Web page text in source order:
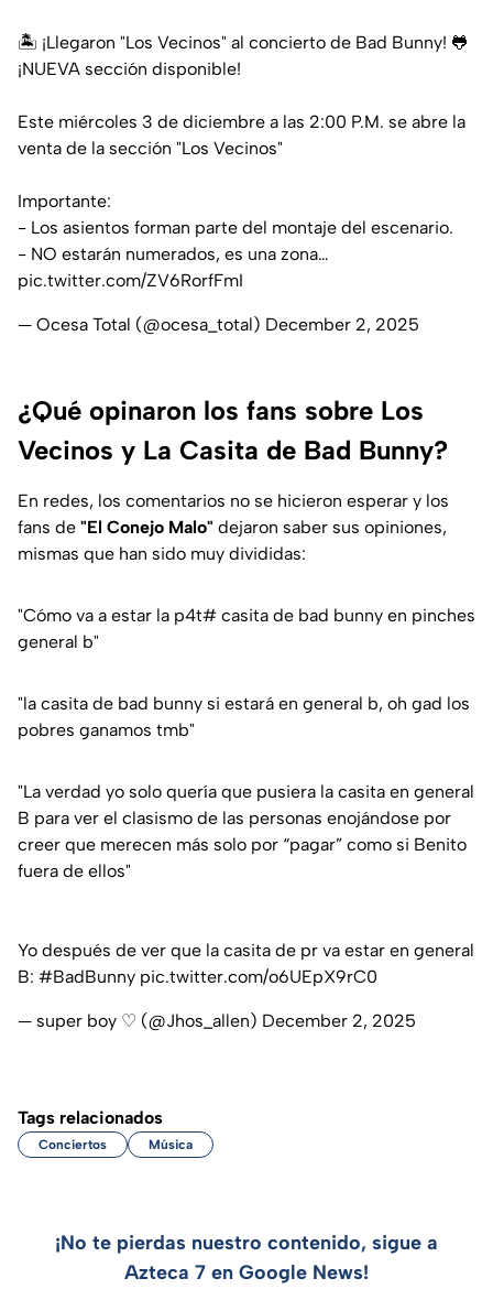
🏝️ ¡Llegaron "Los Vecinos" al concierto de Bad Bunny! 🐸
¡NUEVA sección disponible!
Este miércoles 3 de diciembre a las 2:00 P.M. se abre la
venta de la sección "Los Vecinos"
Importante:
- Los asientos forman parte del montaje del escenario.
- NO estarán numerados, es una zona…
pic.twitter.com/ZV6RorfFmI
— Ocesa Total (@ocesa_total) December 2, 2025
¿Qué opinaron los fans sobre Los
Vecinos y La Casita de Bad Bunny?
En redes, los comentarios no se hicieron esperar y los
fans de "El Conejo Malo" dejaron saber sus opiniones,
mismas que han sido muy divididas:
"Cómo va a estar la p4t# casita de bad bunny en pinches
general b"
"la casita de bad bunny si estará en general b, oh gad los
pobres ganamos tmb"
"La verdad yo solo quería que pusiera la casita en general
B para ver el clasismo de las personas enojándose por
creer que merecen más solo por “pagar” como si Benito
fuera de ellos"
Yo después de ver que la casita de pr va estar en general
B: #BadBunny pic.twitter.com/o6UEpX9rC0
— super boy ♡ (@Jhos_allen) December 2, 2025
Tags relacionados
Conciertos Música
¡No te pierdas nuestro contenido, sigue a
Azteca 7 en Google News!